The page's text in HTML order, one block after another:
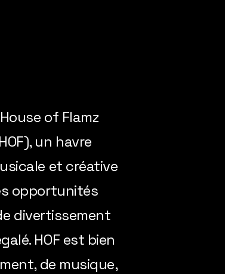
of Flamz
un havre
et créative
opportunités
divertissement
HOF est bien
de musique,